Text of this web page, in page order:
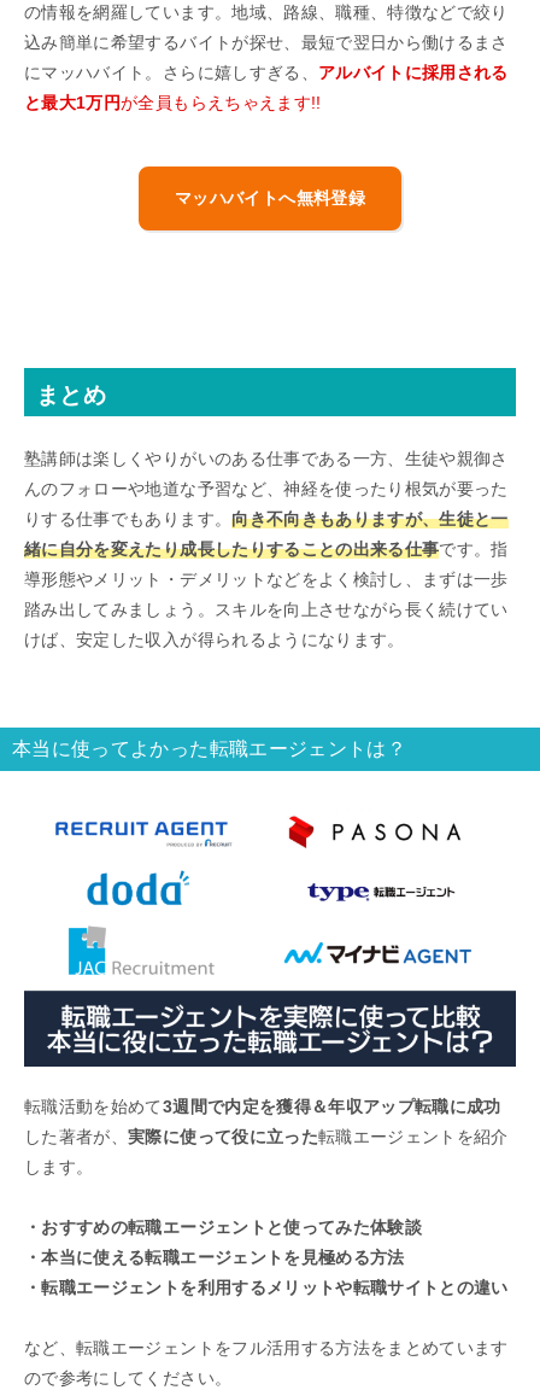
の情報を網羅しています。地域、路線、職種、特徴などで絞り
込み簡単に希望するバイトが探せ、最短で翌日から働けるまさ
にマッハバイト。さらに嬉しすぎる、 アルバイトに採用される
と最大1万円が全員もらえちゃえます!!
マッハバイトへ無料登録
まとめ
塾講師は楽しくやりがいのある仕事である一方、生徒や親御さ
んのフォローや地道な予習など、神経を使ったり根気が要った
りする仕事でもあります。向き不向きもありますが、生徒と一
緒に自分を変えたり成長したりすることの出来る仕事です。指
導形態やメリット・デメリットなどをよく検討し、まずは一歩
踏み出してみましょう。スキルを向上させながら長く続けてい
けば、安定した収入が得られるようになります。
本当に使ってよかった転職エージェントは？
転職活動を始めて3週間で内定を獲得＆年収アップ転職に成功
した著者が、実際に使って役に立った転職エージェントを紹介
します。
・おすすめの転職エージェントと使ってみた体験談
・本当に使える転職エージェントを見極める方法
・転職エージェントを利用するメリットや転職サイトとの違い
など、転職エージェントをフル活用する方法をまとめています
ので参考にしてください。